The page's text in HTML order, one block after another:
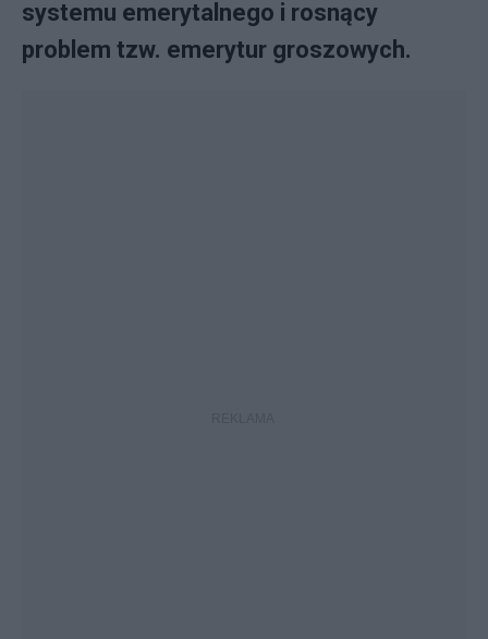
systemu emerytalnego i rosnący
problem tzw. emerytur groszowych.